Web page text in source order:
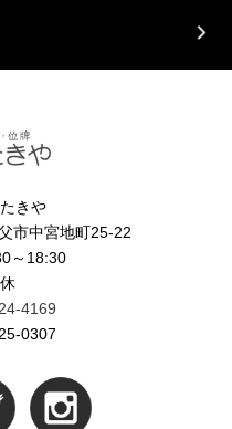
きや
市中宮地町25-22
～18:30
4169
0307